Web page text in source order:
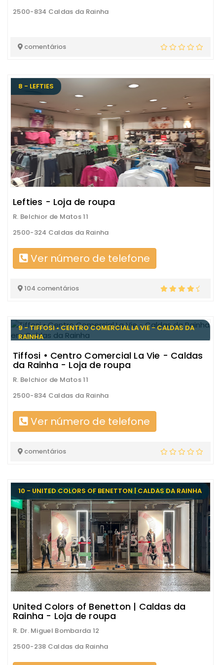
2500-834 Caldas da Rainha
comentários
8 - LEFTIES
Lefties - Loja de roupa
R. Belchior de Matos 11
2500-324 Caldas da Rainha
Ver número de telefone
104 comentários
9 - TIFFOSI • CENTRO COMERCIAL LA VIE - CALDAS DA
RAINHA
Tiffosi • Centro Comercial La Vie - Caldas
da Rainha - Loja de roupa
R. Belchior de Matos 11
2500-834 Caldas da Rainha
Ver número de telefone
comentários
10 - UNITED COLORS OF BENETTON | CALDAS DA RAINHA
United Colors of Benetton | Caldas da
Rainha - Loja de roupa
R. Dr. Miguel Bombarda 12
2500-238 Caldas da Rainha